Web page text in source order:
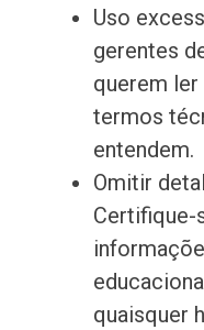
Uso
gerentes
querem
termos
entendem.
Omitir
Certifique-
quaisquer